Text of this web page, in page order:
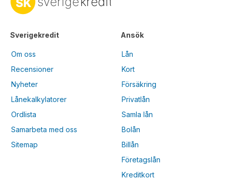
Sverigekredit
Om oss
Recensioner
Nyheter
Lånekalkylatorer
Ordlista
Samarbeta med oss
Sitemap
Ansök
Lån
Kort
Försäkring
Privatlån
Samla lån
Bolån
Billån
Företagslån
Kreditkort